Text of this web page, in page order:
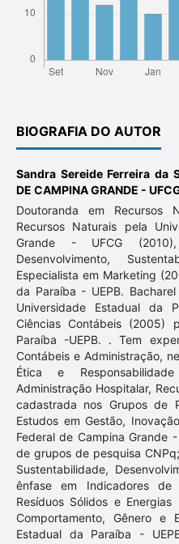
BIOGRAFIA DO AUTOR
Sandra Sereide Ferreira da
DE CAMPINA GRANDE -
Doutoranda em Recursos
Recursos Naturais pela
Grande - UFCG
Desenvolvimento,
Especialista em Marketing
da Paraíba - UEPB.
Universidade Estadual da
Ciências Contábeis (2005)
Paraíba -UEPB. . Tem
Contábeis e Administração,
Ética e Responsabilidade
Administração Hospitalar,
cadastrada nos Grupos de
Estudos em Gestão,
Federal de Campina Grande
de grupos de pesquisa
Sustentabilidade,
ênfase em Indicadores de
Resíduos Sólidos e
Comportamento, Gênero
Estadual da Paraíba -